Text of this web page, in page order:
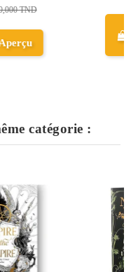
Ajouter au
catégorie :